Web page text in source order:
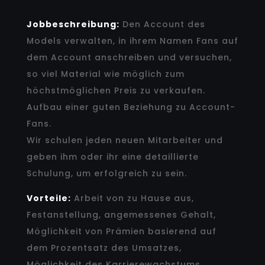
Jobbeschreibung: Den Account des
Models verwalten, in ihrem Namen Fans auf
dem Account anschreiben und versuchen,
so viel Material wie möglich zum
höchstmöglichen Preis zu verkaufen.
Aufbau einer guten Beziehung zu Account-
Fans.
Wir schulen jeden neuen Mitarbeiter und
geben ihm oder ihr eine detaillierte
Schulung, um erfolgreich zu sein.
Vorteile: Arbeit von zu Hause aus,
Festanstellung, angemessenes Gehalt,
Möglichkeit von Prämien basierend auf
dem Prozentsatz des Umsatzes,